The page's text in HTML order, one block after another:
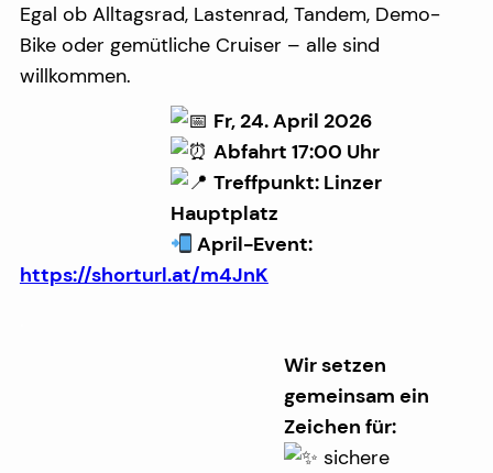
Egal ob Alltagsrad, Lastenrad, Tandem, Demo-
Bike oder gemütliche Cruiser – alle sind
willkommen.
Fr, 24. April 2026
Abfahrt 17:00 Uhr
Treffpunkt: Linzer
Hauptplatz
April-Event:
https://shorturl.at/m4JnK
Wir setzen
gemeinsam ein
Zeichen für:
sichere